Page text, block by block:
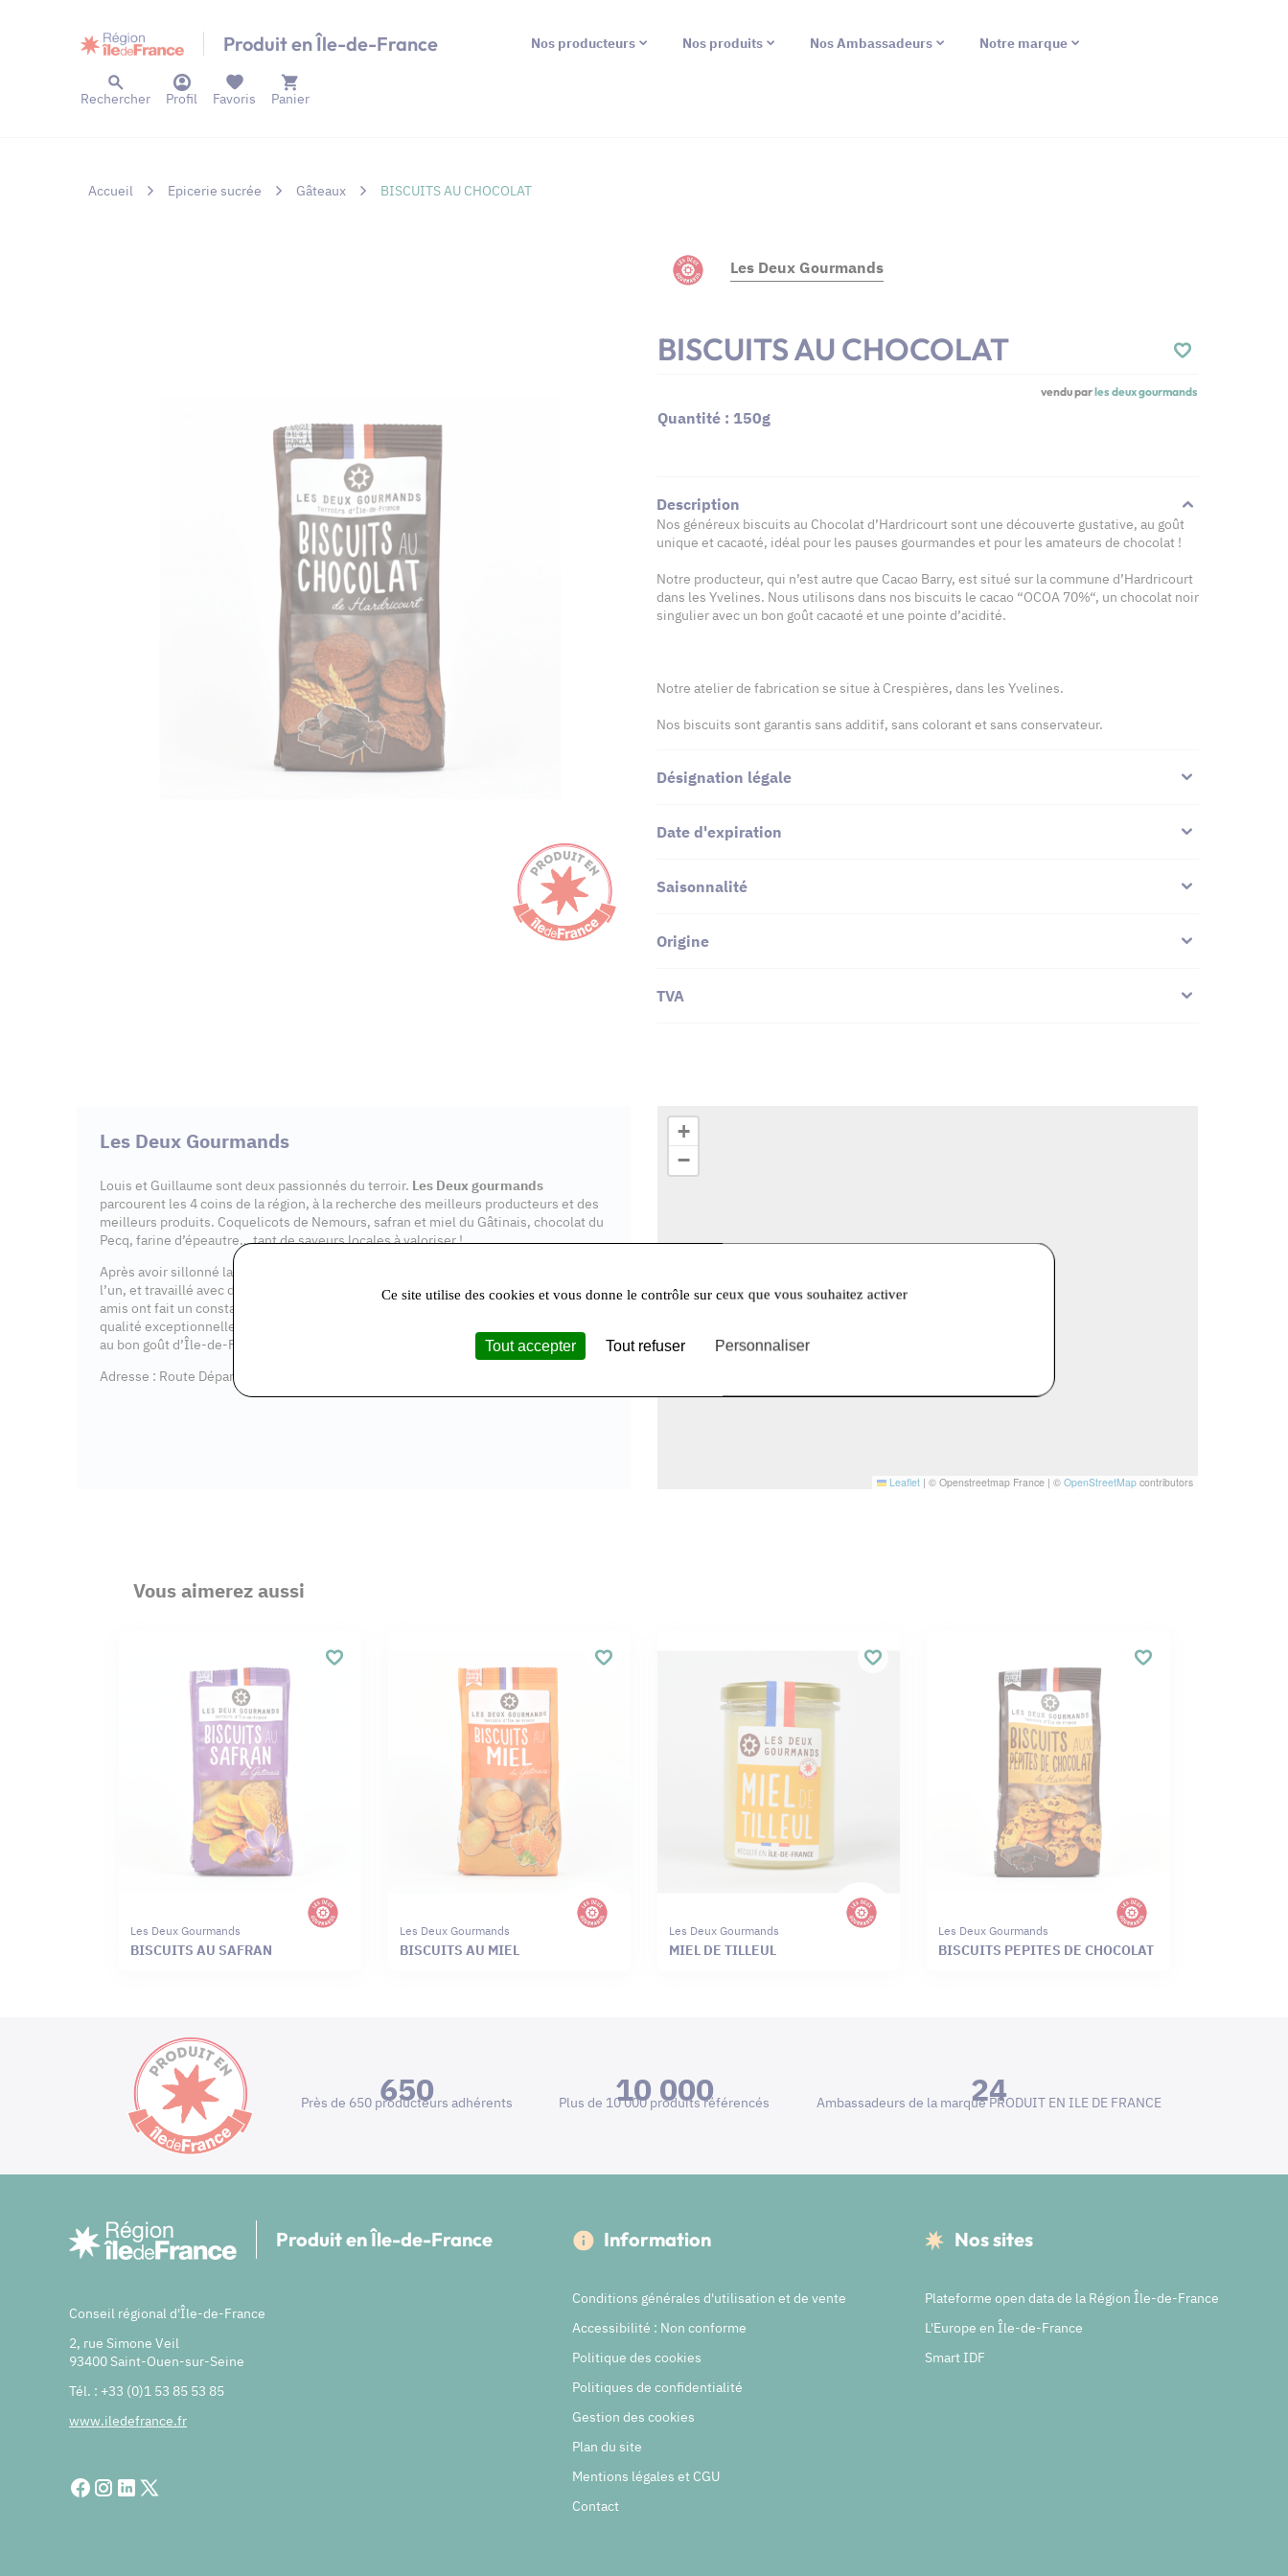
Produit en Île-de-France Nos producteurs Nos produits Nos Ambassadeurs Notre marque
Rechercher Profil Panier
Favoris
Accueil Epicerie sucrée Gâteaux BISCUITS AU CHOCOLAT
Les Deux Gourmands
BISCUITS AU CHOCOLAT
vendu parles deux gourmands
Quantité : 150g
Description
Nos généreux biscuits au Chocolat d’Hardricourt sont une découverte gustative, au goût
unique et cacaoté, idéal pour les pauses gourmandes et pour les amateurs de chocolat !
Notre producteur, qui n’est autre que Cacao Barry, est situé sur la commune d’Hardricourt
dans les Yvelines. Nous utilisons dans nos biscuits le cacao “OCOA 70%“, un chocolat noir
singulier avec un bon goût cacaoté et une pointe d’acidité.
Notre atelier de fabrication se situe à Crespières, dans les Yvelines.
Nos biscuits sont garantis sans additif, sans colorant et sans conservateur.
Désignation légale
Date d'expiration
Saisonnalité
Origine
TVA
Les Deux Gourmands
Louis et Guillaume sont deux passionnés du terroir. Les Deux gourmands
parcourent les 4 coins de la région, à la recherche des meilleurs producteurs et des
meilleurs produits. Coquelicots de Nemours, safran et miel du Gâtinais, chocolat du
Pecq, farine d’épeautre… tant de saveurs locales à valoriser !
Après avoir sillonné la France à pied et découvert ses spécialités régionales pour
l’un, et travaillé avec des céréaliers de la plaine de Versailles pour l’autre, les deux
amis ont fait un constat : la région capitale possède des matières premières d’une
qualité exceptionnelle. De là, est née l’incroyable histoire des petits biscuits sablés
au bon goût d’Île-de-France.
Adresse : Route Départementale 307 78121 Crespières
+
−
Leaflet | © Openstreetmap France | © OpenStreetMap contributors
Vous aimerez aussi
Les Deux Gourmands
BISCUITS AU SAFRAN
Les Deux Gourmands
BISCUITS AU MIEL
Les Deux Gourmands
MIEL DE TILLEUL
Les Deux Gourmands
BISCUITS PEPITES DE CHOCOLAT
650
Près de 650 producteurs adhérents 10 000
Plus de 10 000 produits référencés 24
Ambassadeurs de la marque PRODUIT EN ILE DE FRANCE
Produit en Île-de-France
Conseil régional d'Île-de-France
2, rue Simone Veil
93400 Saint-Ouen-sur-Seine
Tél. : +33 (0)1 53 85 53 85
www.iledefrance.fr
Information
Conditions générales d'utilisation et de vente
Accessibilité : Non conforme
Politique des cookies
Politiques de confidentialité
Gestion des cookies
Plan du site
Mentions légales et CGU
Contact
Nos sites
Plateforme open data de la Région Île-de-France
L'Europe en Île-de-France
Smart IDF
Ce site utilise des cookies et vous donne le contrôle sur ceux que vous souhaitez activer
Tout accepter Tout refuser Personnaliser